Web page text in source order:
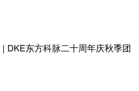
DKE东方科脉二十周年庆秋季团